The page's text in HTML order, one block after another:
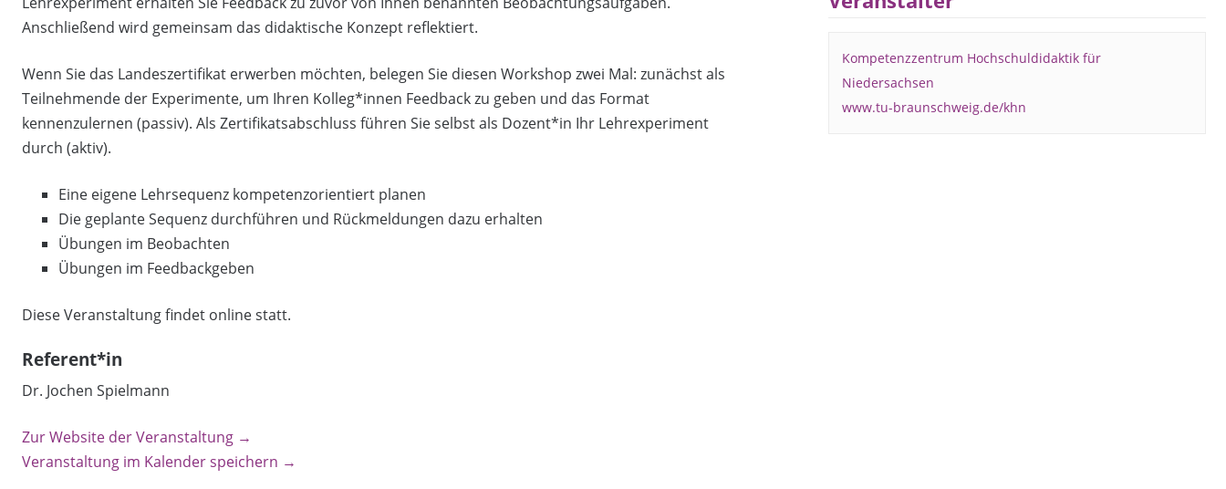
Anschließend wird gemeinsam das didaktische Konzept reflektiert.
Wenn Sie das Landeszertifikat erwerben möchten, belegen Sie diesen Workshop zwei Mal: zunächst als
Teilnehmende der Experimente, um Ihren Kolleg*innen Feedback zu geben und das Format
kennenzulernen (passiv). Als Zertifikatsabschluss führen Sie selbst als Dozent*in Ihr Lehrexperiment
durch (aktiv).
Eine eigene Lehrsequenz kompetenzorientiert planen
Die geplante Sequenz durchführen und Rückmeldungen dazu erhalten
Übungen im Beobachten
Übungen im Feedbackgeben
Diese Veranstaltung findet online statt.
Referent*in
Dr. Jochen Spielmann
Zur Website der Veranstaltung →
Veranstaltung im Kalender speichern →
Kompetenzzentrum Hochschuldidaktik für
Niedersachsen
www.tu-braunschweig.de/khn